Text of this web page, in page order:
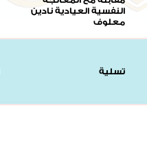
النفسية العيادية نادين
معلوف
تسلية